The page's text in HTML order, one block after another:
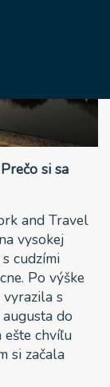
si sa
and Travel
vysokej
cudzími
Po výške
vyrazila s
do
chvíľu
si začala